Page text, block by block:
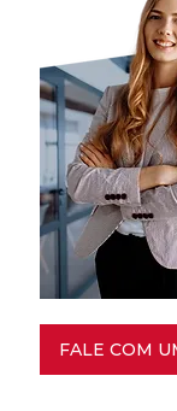
FALE COM